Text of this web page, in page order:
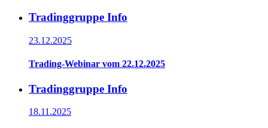
Tradinggruppe Info
23.12.2025
Trading-Webinar vom 22.12.2025
Tradinggruppe Info
18.11.2025